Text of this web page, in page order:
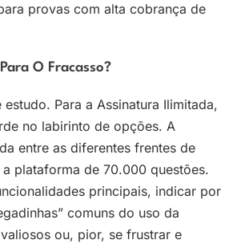
provas com alta cobrança de
O Fracasso?
Para a Assinatura Ilimitada,
no labirinto de opções. A
entre as diferentes frentes de
plataforma de 70.000 questões.
principais, indicar por
comuns do uso da
ou, pior, se frustrar e